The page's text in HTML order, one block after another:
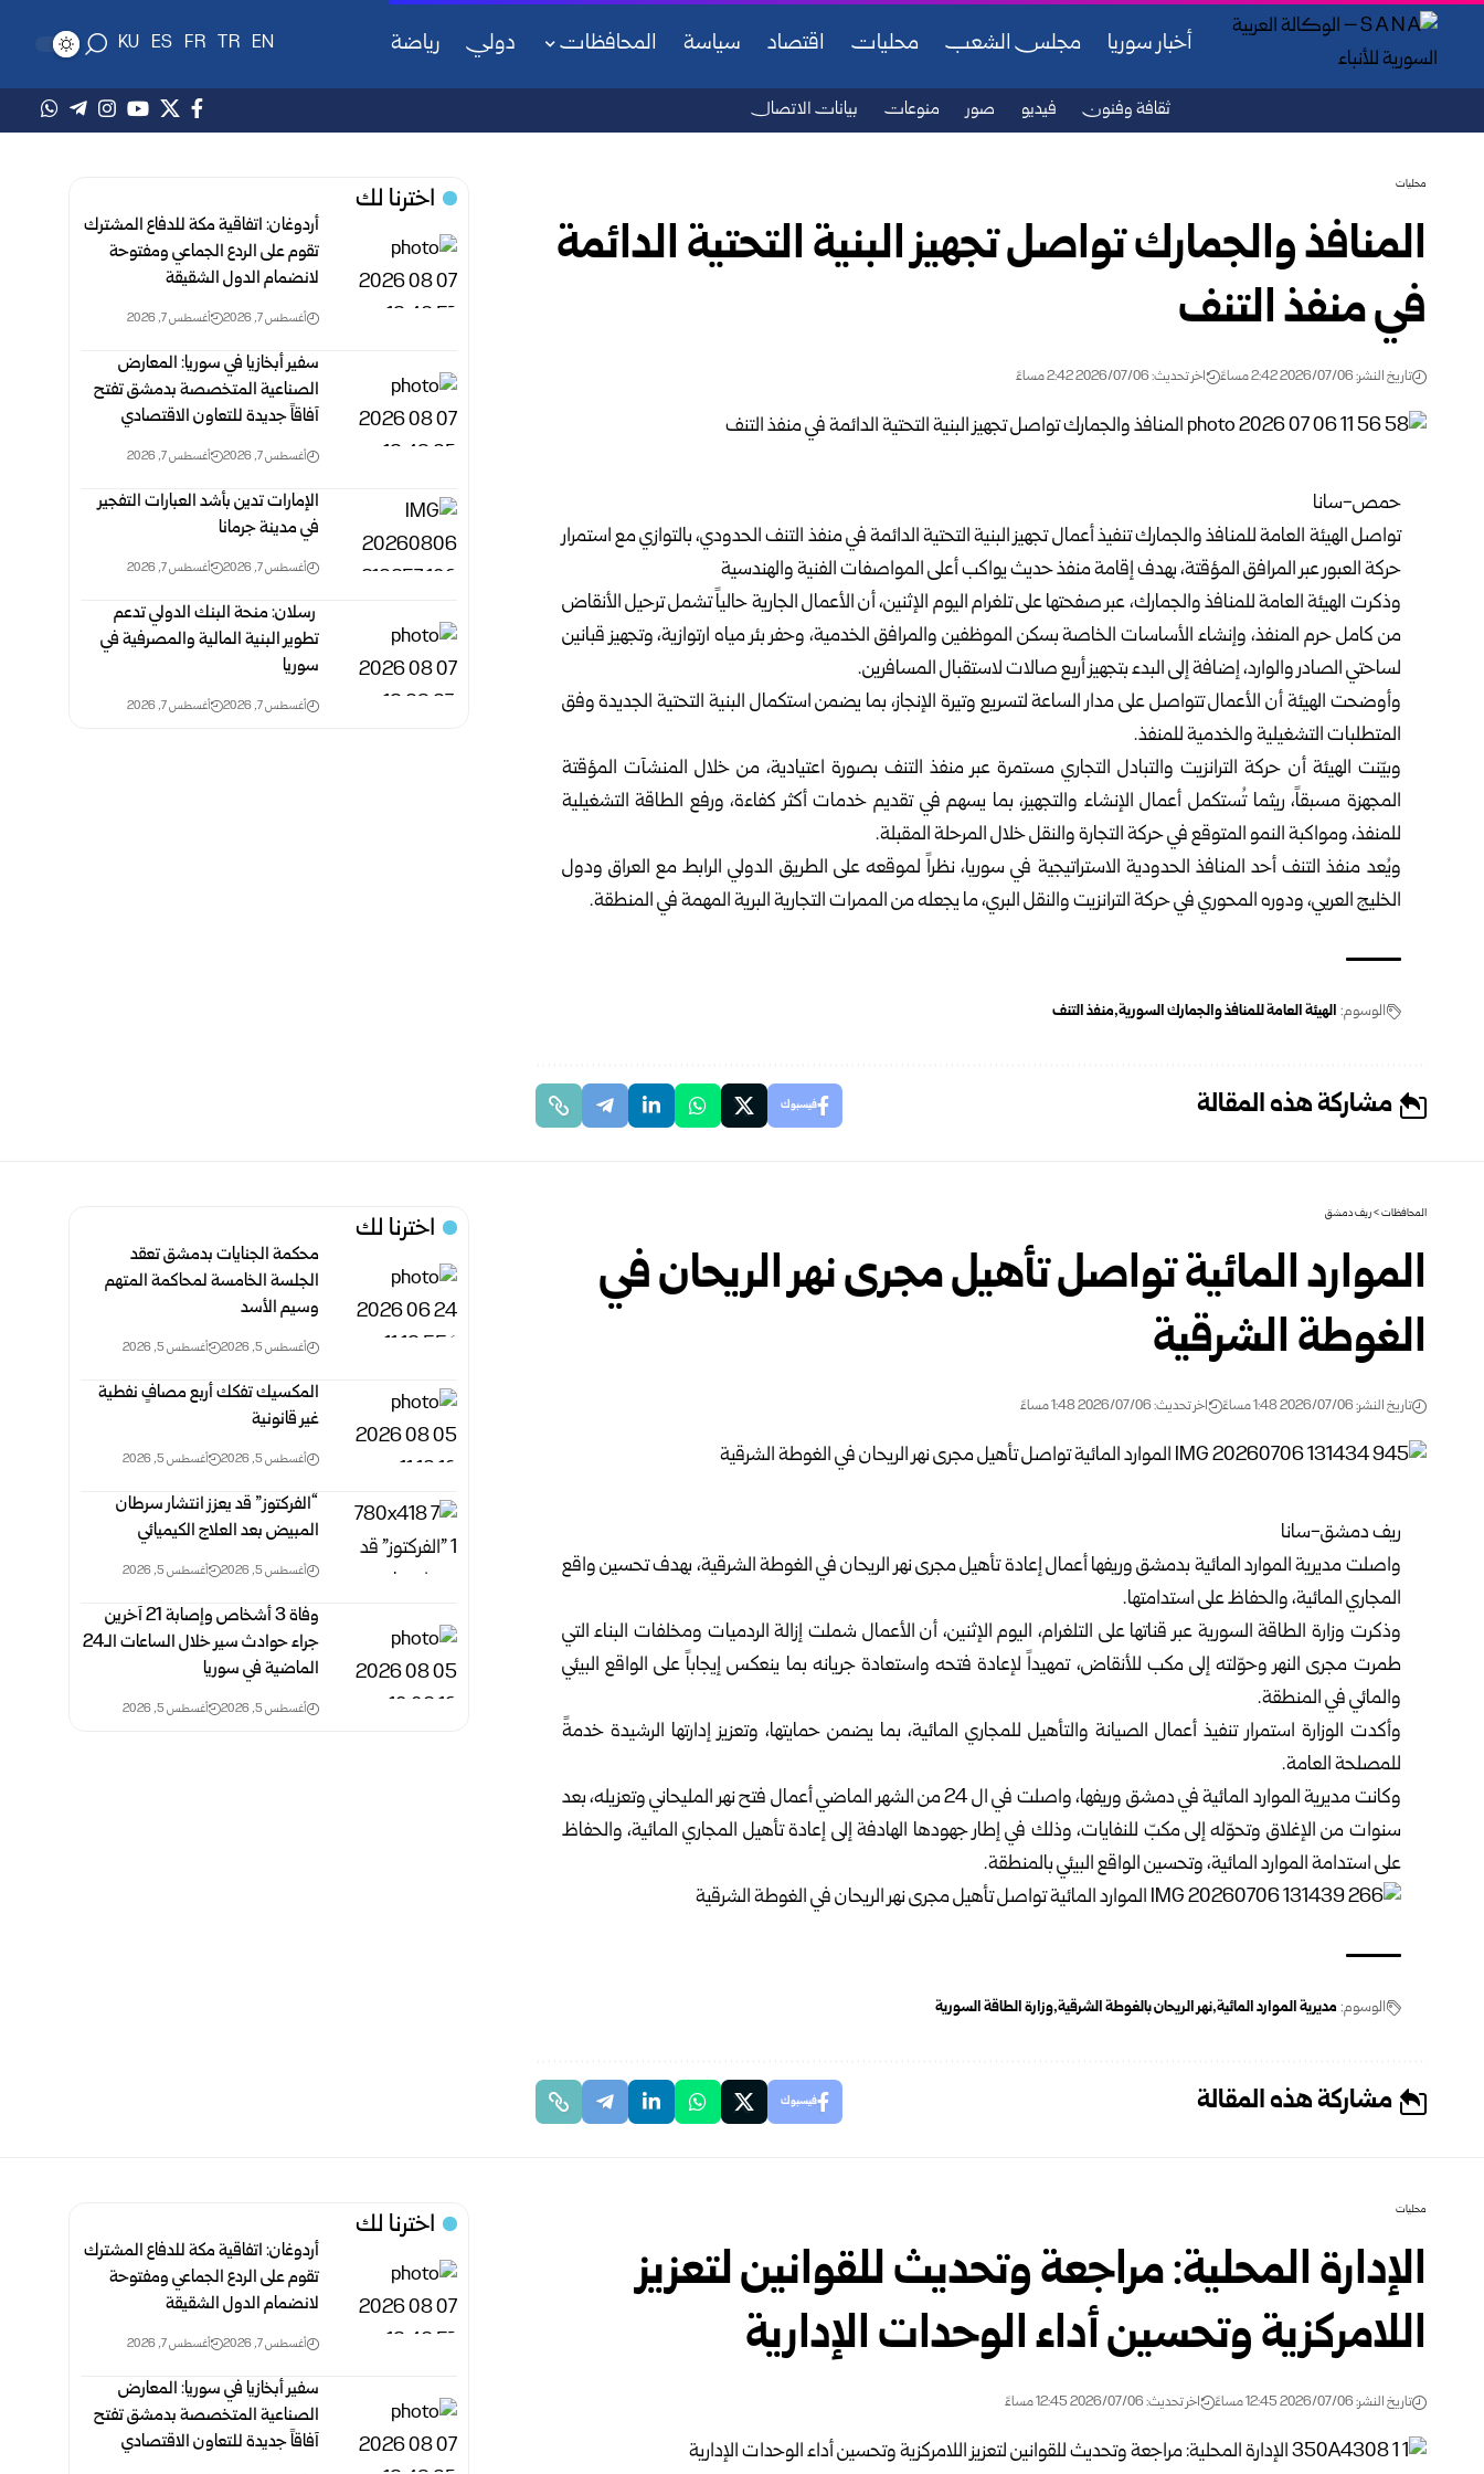
أخبار سوريا مجلس الشعب محليات اقتصاد سياسة المحافظات دولي رياضة EN
TR
FR
ES
KU
ثقافة وفنون فيديو صور منوعات بيانات الاتصال
محليات
المنافذ والجمارك تواصل تجهيز البنية التحتية الدائمة
في منفذ التنف
تاريخ النشر: 2026/07/06 2:42 مساءً اخر تحديث: 2026/07/06 2:42 مساءً
حمص-سانا
تواصلالهيئة العامة للمنافذ والجماركتنفيذ أعمال تجهيز البنية التحتية الدائمة فيمنفذ التنفالحدودي، بالتوازي مع ‏استمرار
حركة العبور عبر المرافق المؤقتة، بهدف إقامة منفذ حديث يواكب أعلى المواصفات الفنية والهندسية‏
وذكرت الهيئة العامة للمنافذ والجمارك، عبر صفحتها على تلغرام اليوم الإثنين، أن الأعمال الجارية حالياً تشمل ترحيل ‏الأنقاض
من كامل حرم المنفذ، وإنشاء الأساسات الخاصة بسكن الموظفين والمرافق الخدمية، وحفر بئر مياه ارتوازية، ‏وتجهيز قبانين
لساحتي الصادر والوارد، إضافة إلى البدء بتجهيز أربع صالات لاستقبال المسافرين.‏
وأوضحت الهيئة أن الأعمال تتواصل على مدار الساعة لتسريع وتيرة الإنجاز، بما يضمن استكمال البنية التحتية الجديدة ‏وفق
المتطلبات التشغيلية والخدمية للمنفذ.‏
وبيّنت الهيئة أن حركة الترانزيت والتبادل التجاري مستمرة عبر منفذ التنف بصورة اعتيادية، من خلال المنشآت المؤقتة
‏المجهزة مسبقاً، ريثما تُستكمل أعمال الإنشاء والتجهيز، بما يسهم في تقديم خدمات أكثر كفاءة، ورفع الطاقة التشغيلية
للمنفذ، ‏ومواكبة النمو المتوقع في حركة التجارة والنقل خلال المرحلة المقبلة.‏
ويُعد منفذ التنف أحد المنافذ الحدودية الاستراتيجية في سوريا، نظراً لموقعه على الطريق الدولي الرابط مع العراق ودول
‏الخليج العربي، ودوره المحوري في حركة الترانزيت والنقل البري، ما يجعله من الممرات التجارية البرية المهمة في ‏المنطقة.‏
الوسوم: الهيئة العامة للمنافذ والجمارك السورية منفذ التنف
مشاركة هذه المقالة فيسبوك
اخترنا لك
أردوغان: اتفاقية مكة للدفاع المشترك
تقوم على الردع الجماعي ومفتوحة
لانضمام الدول الشقيقة
أغسطس 7, 2026 أغسطس 7, 2026
سفير أبخازيا في سوريا: المعارض
الصناعية المتخصصة بدمشق تفتح
آفاقاً جديدة للتعاون الاقتصادي
أغسطس 7, 2026 أغسطس 7, 2026
الإمارات تدين بأشد العبارات التفجير
في مدينة جرمانا
أغسطس 7, 2026 أغسطس 7, 2026
‎ رسلان: منحة البنك الدولي تدعم
تطوير البنية المالية والمصرفية‏ في
سوريا
أغسطس 7, 2026 أغسطس 7, 2026
المحافظات>ريف دمشق
الموارد المائية تواصل تأهيل مجرى نهر الريحان في
الغوطة الشرقية
تاريخ النشر: 2026/07/06 1:48 مساءً اخر تحديث: 2026/07/06 1:48 مساءً
ريف دمشق-سانا
واصلت مديرية الموارد المائية بدمشقوريفها أعمال إعادة تأهيل مجرى نهر الريحان في الغوطة الشرقية، بهدف تحسين واقع
المجاري المائية، والحفاظ على استدامتها.
وذكرت وزارة الطاقةالسورية عبر قناتها على التلغرام، اليوم الإثنين، أن الأعمال شملت إزالة الردميات ومخلفات البناء التي
طمرت مجرى النهر وحوّلته إلى مكب للأنقاض، تمهيداً لإعادة فتحه واستعادة جريانه بما ينعكس إيجاباً على الواقع البيئي
والمائي في المنطقة.
وأكدت الوزارة استمرار تنفيذ أعمال الصيانة والتأهيل للمجاري المائية، بما يضمن حمايتها، وتعزيز إدارتها الرشيدة خدمةً
للمصلحة العامة.
وكانت مديرية الموارد المائية في دمشق وريفها، واصلت في ال 24 من الشهر الماضي أعمال فتح نهر المليحاني وتعزيله، بعد
سنوات من الإغلاق وتحوّله إلى مكبّ للنفايات، وذلك في إطار جهودها الهادفة إلى إعادة تأهيل المجاري المائية، والحفاظ
على استدامة الموارد المائية، وتحسين الواقع البيئي بالمنطقة.
الوسوم: مديرية الموارد المائية نهر الريحان بالغوطة الشرقية وزارة الطاقة السورية
مشاركة هذه المقالة فيسبوك
اخترنا لك
محكمة الجنايات بدمشق تعقد
الجلسة الخامسة لمحاكمة المتهم
وسيم الأسد
أغسطس 5, 2026 أغسطس 5, 2026
المكسيك تفكك أربع مصافٍ نفطية
غير قانونية
أغسطس 5, 2026 أغسطس 5, 2026
“الفركتوز” قد يعزز انتشار سرطان
المبيض بعد العلاج الكيميائي
أغسطس 5, 2026 أغسطس 5, 2026
وفاة 3 أشخاص وإصابة 21 آخرين
جراء حوادث سير خلال الساعات الـ24
الماضية في سوريا
أغسطس 5, 2026 أغسطس 5, 2026
محليات
الإدارة المحلية: مراجعة وتحديث للقوانين لتعزيز
اللامركزية وتحسين أداء الوحدات الإدارية
تاريخ النشر: 2026/07/06 12:45 مساءً اخر تحديث: 2026/07/06 12:45 مساءً
اخترنا لك
أردوغان: اتفاقية مكة للدفاع المشترك
تقوم على الردع الجماعي ومفتوحة
لانضمام الدول الشقيقة
أغسطس 7, 2026 أغسطس 7, 2026
سفير أبخازيا في سوريا: المعارض
الصناعية المتخصصة بدمشق تفتح
آفاقاً جديدة للتعاون الاقتصادي